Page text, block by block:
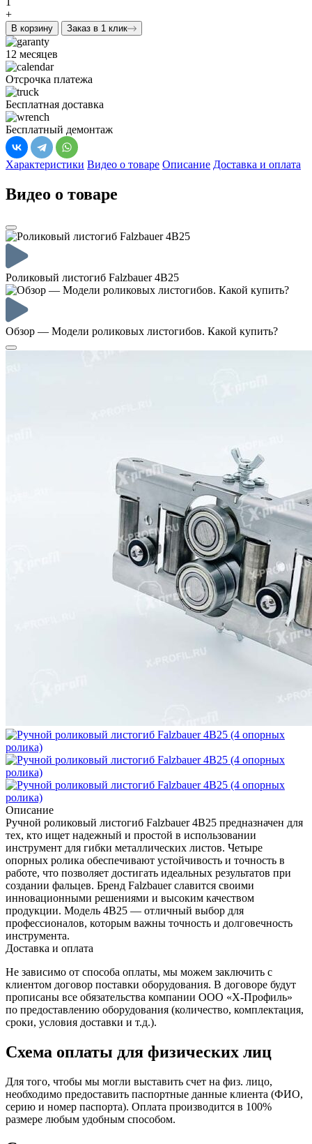
+
В корзину Заказ в 1 клик
12 месяцев
Отсрочка платежа
Бесплатная доставка
Бесплатный демонтаж
Характеристики Видео о товаре Описание Доставка и оплата
Видео о товаре
Роликовый листогиб Falzbauer 4B25
Обзор — Модели роликовых листогибов. Какой купить?
Описание
Ручной роликовый листогиб Falzbauer 4B25 предназначен для
тех, кто ищет надежный и простой в использовании
инструмент для гибки металлических листов. Четыре
опорных ролика обеспечивают устойчивость и точность в
работе, что позволяет достигать идеальных результатов при
создании фальцев. Бренд Falzbauer славится своими
инновационными решениями и высоким качеством
продукции. Модель 4B25 — отличный выбор для
профессионалов, которым важны точность и долговечность
инструмента.
Доставка и оплата
Не зависимо от способа оплаты, мы можем заключить с
клиентом договор поставки оборудования. В договоре будут
прописаны все обязательства компании ООО «Х-Профиль»
по предоставлению оборудования (количество, комплектация,
сроки, условия доставки и т.д.).
Схема оплаты для физических лиц
Для того, чтобы мы могли выставить счет на физ. лицо,
необходимо предоставить паспортные данные клиента (ФИО,
серию и номер паспорта). Оплата производится в 100%
размере любым удобным способом.